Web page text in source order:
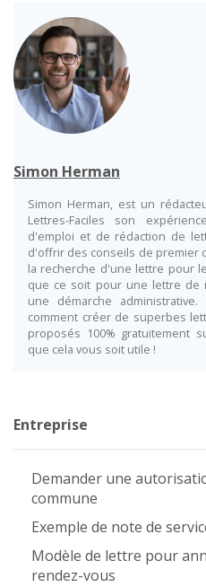
Simon Herman
Simon Herman, est un
Lettres-Faciles son
d'emploi et de rédaction de
d'offrir des conseils de premier
la recherche d'une lettre pour
que ce soit pour une lettre de
une démarche
comment créer de superbes
proposés 100% gratuitement
que cela vous soit utile !
Entreprise
Demander une
commune
Exemple de note de
Modèle de lettre pour
rendez-vous